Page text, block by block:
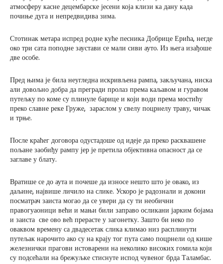
атмосферу касне децембарске јесени која клизи ка дану када
почиње дуга и непредвидива зима.
Стотинак метара испред родне куће песника Добрице Ерића, негде
око три сата поподне заустави се мали сиви ауто. Из њега изађоше
две особе.
Пред њима је била неугледна искривљена рампа, закључана, ниска
али довољно добра да прегради пролаз према каљавом и гуравом
путељку по коме су плинуле барице и који води према мостићу
преко славне реке Груже, зараслом у свелу поцрнелу траву, чичак
и трње.
После краћег договора одустадоше од идеје да преко расквашене
пољане заобиђу рампу јер је претила објективна опасност да се
заглаве у блату.
Вратише се до аута и почеше да износе нешто што је овако, из
даљине, највише личило на слике. Ускоро је радознали и докони
посматрач заиста могао да се увери да су ти необични
правогуаоници већи и мањи били заправо осликани јарким бојама
и заиста све ово већ прерасте у загонетку. Зашто би неко по
оваквом времену са двадесетак слика климао низ расплинути
путељак нарочито ако су на крају тог пута само поцрнели од кише
железнички прагови истоварени на неколико високих гомила који
су подсећали на брежуљке стиснуте испод чувеног брда Таламбас.